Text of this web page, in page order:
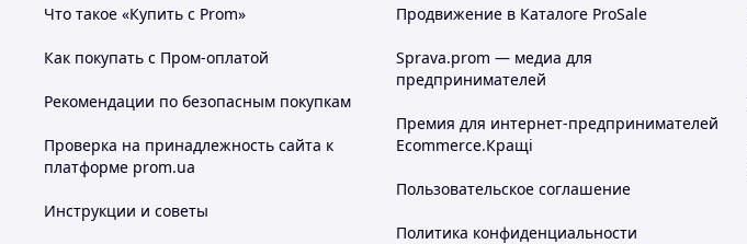
Что такое «Купить с Prom»
Как покупать с Пром-оплатой
Рекомендации по безопасным покупкам
Проверка на принадлежность сайта к
платформе prom.ua
Инструкции и советы
Продвижение в Каталоге ProSale
Sprava.prom — медиа для
предпринимателей
Премия для интернет-предпринимателей
Ecommerce.Кращі
Пользовательское соглашение
Политика конфиденциальности